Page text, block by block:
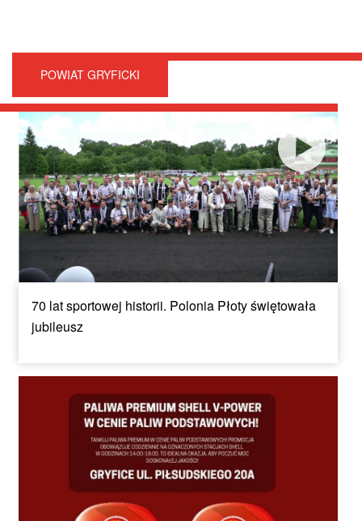
POWIAT GRYFICKI
70 lat sportowej historii. Polonia Płoty świętowała
jubileusz